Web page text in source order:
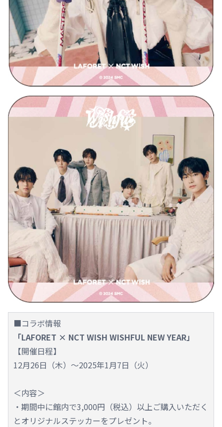
■コラボ情報
「LAFORET × NCT WISH WISHFUL NEW YEAR」
【開催日程】
12月26日（木）～2025年1月7日（火）
＜内容＞
・期間中に館内で3,000円（税込）以上ご購入いただく
とオリジナルステッカーをプレゼント。